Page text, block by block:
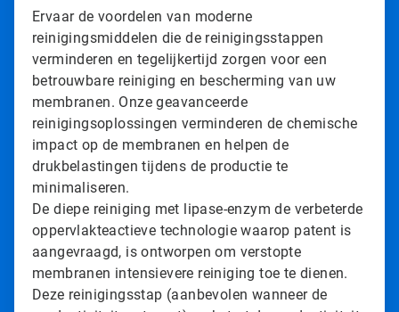
Ervaar de voordelen van moderne
reinigingsmiddelen die de reinigingsstappen
verminderen en tegelijkertijd zorgen voor een
betrouwbare reiniging en bescherming van uw
membranen. Onze geavanceerde
reinigingsoplossingen verminderen de chemische
impact op de membranen en helpen de
drukbelastingen tijdens de productie te
minimaliseren.
De diepe reiniging met lipase-enzym de verbeterde
oppervlakteactieve technologie waarop patent is
aangevraagd, is ontworpen om verstopte
membranen intensievere reiniging toe te dienen.
Deze reinigingsstap (aanbevolen wanneer de